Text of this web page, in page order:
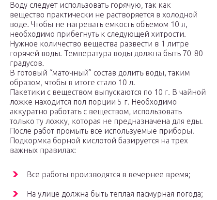
Воду следует использовать горячую, так как
вещество практически не растворяется в холодной
воде. Чтобы не нагревать емкость объемом 10 л,
необходимо прибегнуть к следующей хитрости.
Нужное количество вещества развести в 1 литре
горячей воды. Температура воды должна быть 70-80
градусов.
В готовый “маточный” состав долить воды, таким
образом, чтобы в итоге стало 10 л.
Пакетики с веществом выпускаются по 10 г. В чайной
ложке находится пол порции 5 г. Необходимо
аккуратно работать с веществом, использовать
только ту ложку, которая не предназначена для еды.
После работ промыть все используемые приборы.
Подкормка борной кислотой базируется на трех
важных правилах:
Все работы производятся в вечернее время;
На улице должна быть теплая пасмурная погода;